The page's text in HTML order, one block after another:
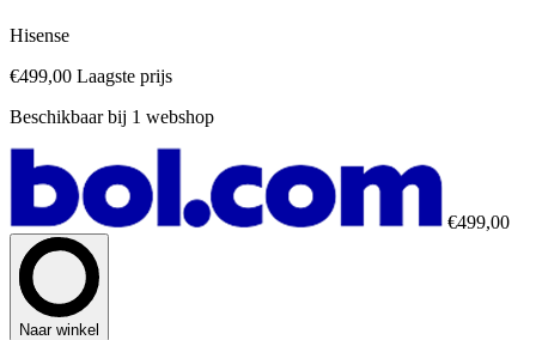
Hisense
€499,00 Laagste prijs
Beschikbaar bij 1 webshop
€499,00
Naar winkel